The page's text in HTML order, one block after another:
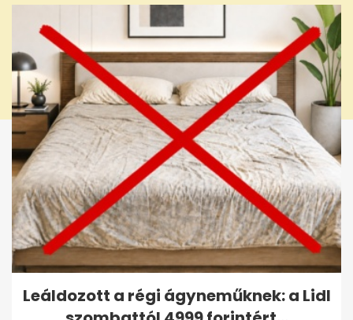
Leáldozott a régi ágyneműknek: a Lidl